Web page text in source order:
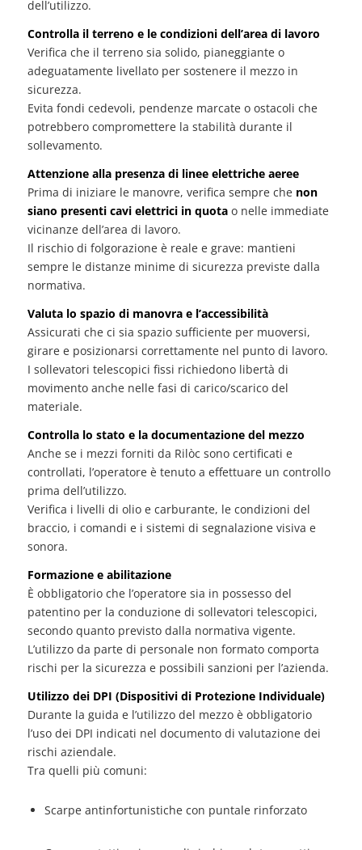
dell’utilizzo.
Controlla il terreno e le condizioni dell’area di lavoro
Verifica che il terreno sia solido, pianeggiante o
adeguatamente livellato per sostenere il mezzo in
sicurezza.
Evita fondi cedevoli, pendenze marcate o ostacoli che
potrebbero compromettere la stabilità durante il
sollevamento.
Attenzione alla presenza di linee elettriche aeree
Prima di iniziare le manovre, verifica sempre che non
siano presenti cavi elettrici in quotao nelle immediate
vicinanze dell’area di lavoro.
Il rischio di folgorazione è reale e grave: mantieni
sempre le distanze minime di sicurezza previste dalla
normativa.
Valuta lo spazio di manovra e l’accessibilità
Assicurati che ci sia spazio sufficiente per muoversi,
girare e posizionarsi correttamente nel punto di lavoro.
I sollevatori telescopici fissi richiedono libertà di
movimento anche nelle fasi di carico/scarico del
materiale.
Controlla lo stato e la documentazione del mezzo
Anche se i mezzi forniti da Rilòc sono certificati e
controllati, l’operatore è tenuto a effettuare un controllo
prima dell’utilizzo.
Verifica i livelli di olio e carburante, le condizioni del
braccio, i comandi e i sistemi di segnalazione visiva e
sonora.
Formazione e abilitazione
È obbligatorio che l’operatore sia in possesso del
patentino per la conduzione di sollevatori telescopici,
secondo quanto previsto dalla normativa vigente.
L’utilizzo da parte di personale non formato comporta
rischi per la sicurezza e possibili sanzioni per l’azienda.
Utilizzo dei DPI (Dispositivi di Protezione Individuale)
Durante la guida e l’utilizzo del mezzo è obbligatorio
l’uso dei DPI indicati nel documento di valutazione dei
rischi aziendale.
Tra quelli più comuni:
Scarpe antinfortunistiche con puntale rinforzato